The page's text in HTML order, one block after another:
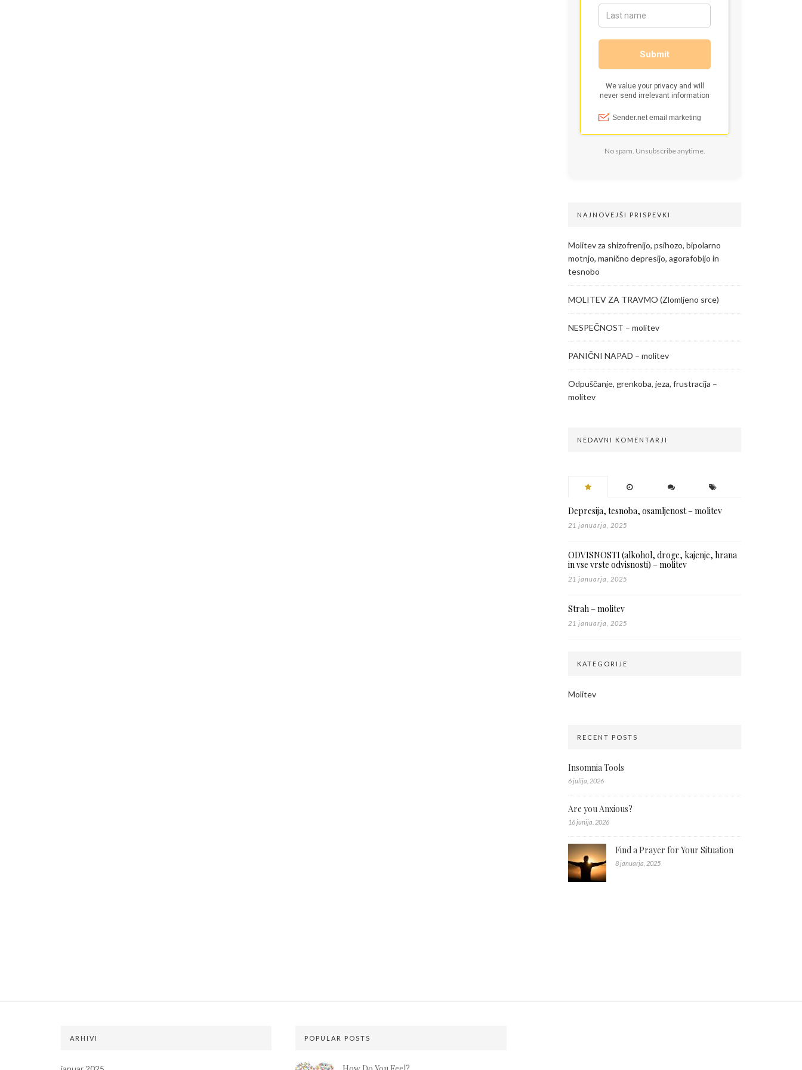
No spam. Unsubscribe anytime.
NAJNOVEJŠI PRISPEVKI
Molitev za shizofrenijo, psihozo, bipolarno
motnjo, manično depresijo, agorafobijo in
tesnobo
MOLITEV ZA TRAVMO (Zlomljeno srce)
NESPEČNOST – molitev
PANIČNI NAPAD – molitev
Odpuščanje, grenkoba, jeza, frustracija –
molitev
NEDAVNI KOMENTARJI
Depresija, tesnoba, osamljenost – molitev
21 januarja, 2025
ODVISNOSTI (alkohol, droge, kajenje, hrana
in vse vrste odvisnosti) – molitev
21 januarja, 2025
Strah – molitev
21 januarja, 2025
KATEGORIJE
Molitev
RECENT POSTS
Insomnia Tools
6 julija, 2026
Are you Anxious?
16 junija, 2026
Find a Prayer for Your Situation
8 januarja, 2025
ARHIVI POPULAR POSTS